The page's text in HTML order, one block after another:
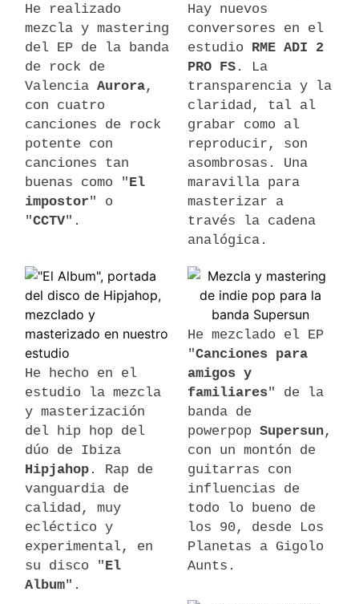
He realizado
mezcla y mastering
del EP de la banda
de rock de
Valencia Aurora,
con cuatro
canciones de rock
potente con
canciones tan
buenas como "El
impostor" o
"CCTV".
Hay nuevos
conversores en el
estudio RME ADI 2
PRO FS . La
transparencia y la
claridad, tal al
grabar como al
reproducir, son
asombrosas. Una
maravilla para
masterizar a
través la cadena
analógica.
He hecho en el
estudio la mezcla
y masterización
del hip hop del
dúo de Ibiza
Hipjahop . Rap de
vanguardia de
calidad, muy
ecléctico y
experimental, en
su disco "El
Album".
He mezclado el EP
"Canciones para
amigos y
familiares" de la
banda de
powerpop Supersun,
con un montón de
guitarras con
influencias de
todo lo bueno de
los 90, desde Los
Planetas a Gigolo
Aunts.